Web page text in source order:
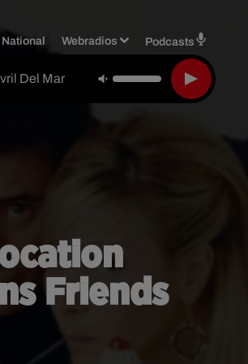
National Webradios Podcasts
Del Mar
Friends